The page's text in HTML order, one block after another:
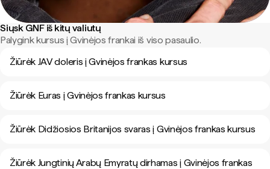
Siųsk GNF iš kitų valiutų
Palygink kursus į Gvinėjos frankai iš viso pasaulio.
Žiūrėk JAV doleris į Gvinėjos frankas kursus
Žiūrėk Euras į Gvinėjos frankas kursus
Žiūrėk Didžiosios Britanijos svaras į Gvinėjos frankas kursus
Žiūrėk Jungtinių Arabų Emyratų dirhamas į Gvinėjos frankas